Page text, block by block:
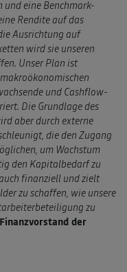
und eine Benchmark-
Rendite auf das
Ausrichtung auf
wird sie unseren
Unser Plan ist
und Cashflow-
Die Grundlage des
aber durch externe
die den Zugang
um Wachstum
den Kapitalbedarf zu
finanziell und zielt
zu schaffen, wie unsere
zu
der